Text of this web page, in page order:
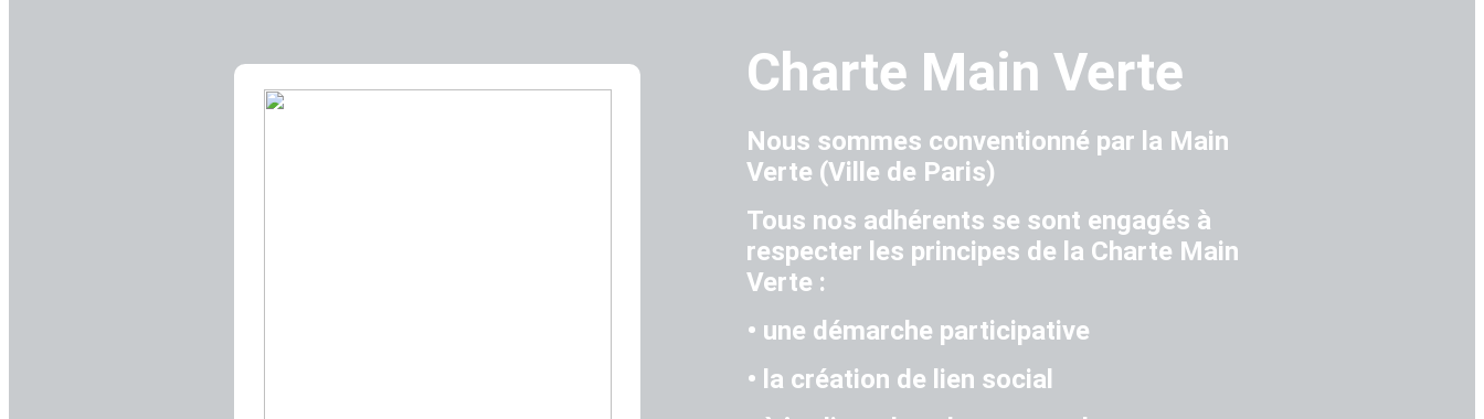
Charte Main Verte
Nous sommes conventionné par la Main
Verte (Ville de Paris)
Tous nos adhérents se sont engagés à
respecter les principes de la Charte Main
Verte :
• une démarche participative
• la création de lien social